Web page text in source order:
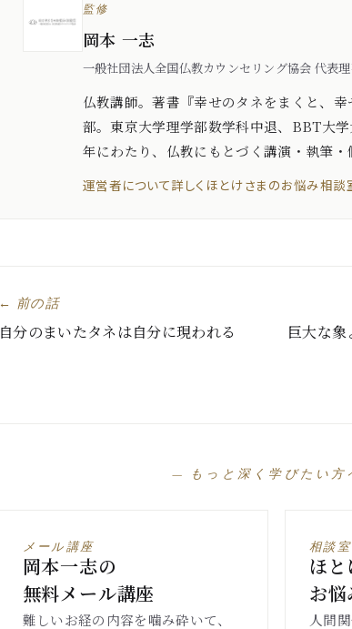
監修
岡本 一志
一般社団法人全国仏教カウンセリング協会 代表
仏教講師。著書『幸せのタネをまくと、
部。東京大学理学部数学科中退、BBT大
年にわたり、仏教にもとづく講演・執筆・
運営者について詳しく ほとけさまのお悩み相
← 前の話
自分のまいたタネは自分に現われる
巨大な
— もっと深く学びたい方
メール講座
岡本一志の
無料メール講座
難しいお経の内容を噛み砕いて、
相談室
ほ
お
人間